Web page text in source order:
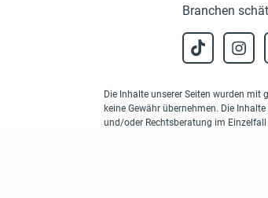
Branchen
Die Inhalte unserer Seiten wurden
keine Gewähr übernehmen. Die
und/oder Rechtsberatung im Einzelfall